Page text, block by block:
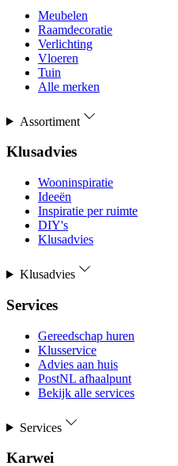
Meubelen
Raamdecoratie
Verlichting
Vloeren
Tuin
Alle merken
Assortiment
Klusadvies
Wooninspiratie
Ideeën
Inspiratie per ruimte
DIY's
Klusadvies
Klusadvies
Services
Gereedschap huren
Klusservice
Advies aan huis
PostNL afhaalpunt
Bekijk alle services
Services
Karwei